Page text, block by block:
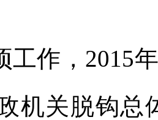
工作，2015
机关脱钩总